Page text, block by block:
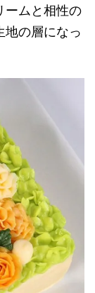
ームと相性の
地の層になっ